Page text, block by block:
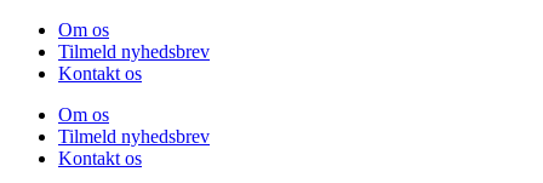
Videre
indhold
Om os
Tilmeld nyhedsbrev
Kontakt os
Om os
Tilmeld nyhedsbrev
Kontakt os